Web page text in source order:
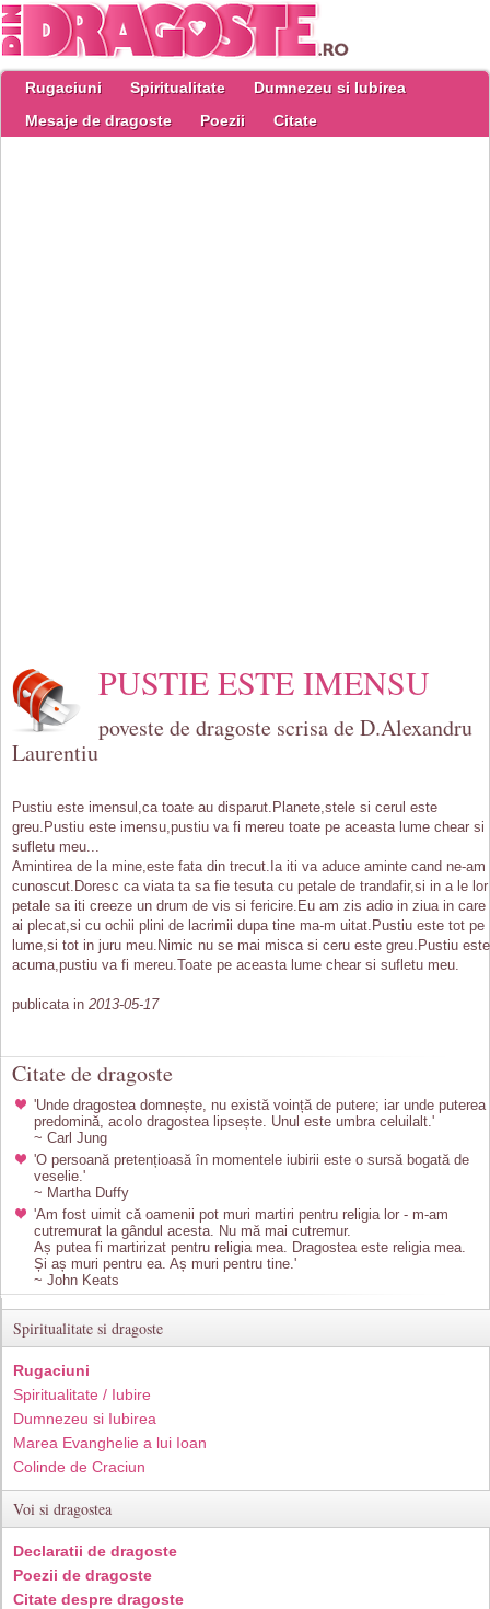
Rugaciuni Spiritualitate
Dumnezeu si Iubirea
Mesaje de dragoste
Poezii Citate
PUSTIE ESTE IMENSU
poveste de dragoste scrisa de D.Alexandru
Laurentiu
Pustiu este imensul,ca toate au disparut.Planete,stele si cerul este
greu.Pustiu este imensu,pustiu va fi mereu toate pe aceasta lume chear si
sufletu meu...
Amintirea de la mine,este fata din trecut.Ia iti va aduce aminte cand ne-am
cunoscut.Doresc ca viata ta sa fie tesuta cu petale de trandafir,si in a le lor
petale sa iti creeze un drum de vis si fericire.Eu am zis adio in ziua in care
ai plecat,si cu ochii plini de lacrimii dupa tine ma-m uitat.Pustiu este tot pe
lume,si tot in juru meu.Nimic nu se mai misca si ceru este greu.Pustiu este
acuma,pustiu va fi mereu.Toate pe aceasta lume chear si sufletu meu.
publicata in 2013-05-17
Citate de dragoste
'Unde dragostea domnește, nu există voință de putere; iar unde puterea
predomină, acolo dragostea lipsește. Unul este umbra celuilalt.'
~ Carl Jung
'O persoană pretențioasă în momentele iubirii este o sursă bogată de
veselie.'
~ Martha Duffy
'Am fost uimit că oamenii pot muri martiri pentru religia lor - m-am
cutremurat la gândul acesta. Nu mă mai cutremur.
Aș putea fi martirizat pentru religia mea. Dragostea este religia mea.
Și aș muri pentru ea. Aș muri pentru tine.'
~ John Keats
Spiritualitate si dragoste
Rugaciuni
Spiritualitate / Iubire
Dumnezeu si Iubirea
Marea Evanghelie a lui Ioan
Colinde de Craciun
Voi si dragostea
Declaratii de dragoste
Poezii de dragoste
Citate despre dragoste